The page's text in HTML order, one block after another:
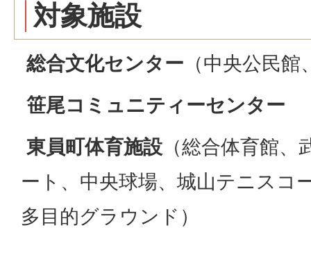
対象施設
総合文化センター （中央公民
笹尾コミュニティーセンター
東員町体育施設 （総合体育館
ート、中央球場、城山テニスコ
多目的グラウンド）